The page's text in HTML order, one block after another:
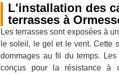
L'installation des
terrasses à
Les terrasses sont exposées à
le soleil, le gel et le vent. Cette
dommages au fil du temps.
conçus pour la résistance à